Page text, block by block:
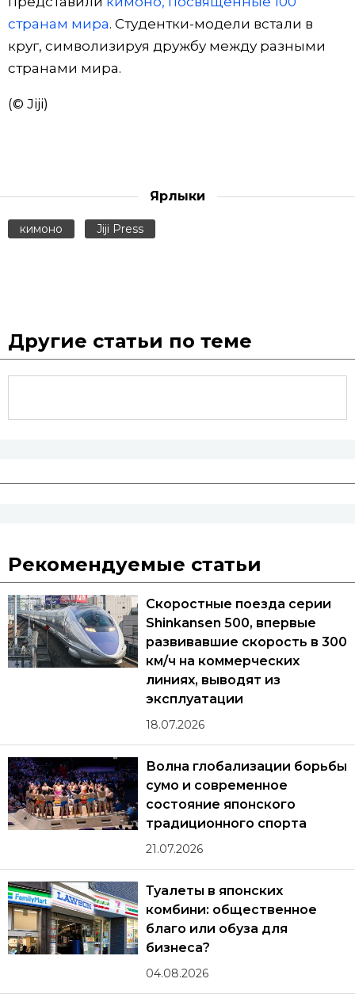
Жизнь
Технологии
странам мира. Студентки-модели встали в
круг, символизируя дружбу между разными
странами мира.
(© Jiji)
Ярлыки
кимоно Jiji Press
Другие статьи по теме
Рекомендуемые статьи
Скоростные поезда серии
Shinkansen 500, впервые
развивавшие скорость в 300
км/ч на коммерческих
линиях, выводят из
эксплуатации
18.07.2026
Волна глобализации борьбы
сумо и современное
состояние японского
традиционного спорта
21.07.2026
Туалеты в японских
комбини: общественное
благо или обуза для
бизнеса?
04.08.2026